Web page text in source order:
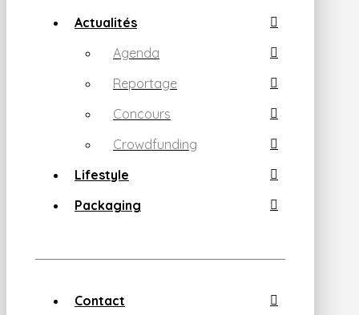
Actualités
Agenda
Reportage
Concours
Crowdfunding
Lifestyle
Packaging
Contact